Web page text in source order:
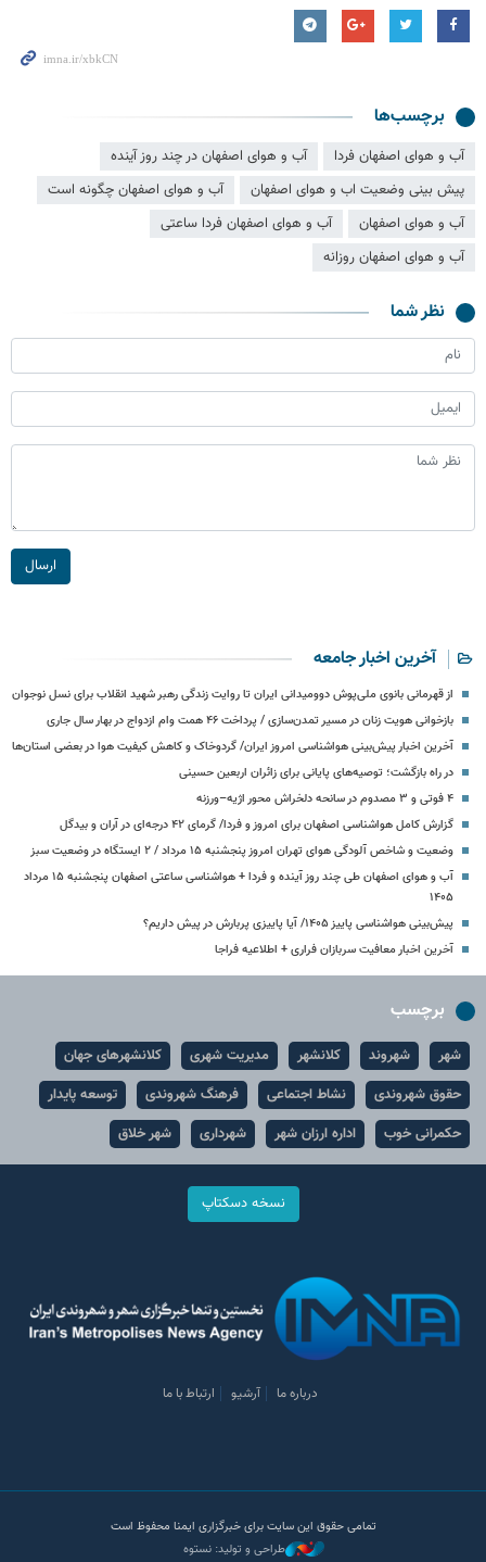
برچسب‌ها
آب و هوای اصفهان فردا
آب و هوای اصفهان در چند روز آینده
پیش بینی وضعیت اب و هوای اصفهان
آب و هوای اصفهان چگونه است
آب و هوای اصفهان
آب و هوای اصفهان فردا ساعتی
آب و هوای اصفهان روزانه
نظر شما
ارسال
آخرین اخبار جامعه
از قهرمانی بانوی ملی‌پوش دوومیدانی ایران تا روایت زندگی رهبر شهید انقلاب برای نسل نوجوان
بازخوانی هویت زنان در مسیر تمدن‌سازی / پرداخت ۴۶ همت وام ازدواج در بهار سال جاری
آخرین اخبار پیش‌بینی هواشناسی امروز ایران/ گردوخاک و کاهش کیفیت هوا در بعضی استان‌ها
در راه بازگشت؛ توصیه‌های پایانی برای زائران اربعین حسینی
۴ فوتی و ۳ مصدوم در سانحه دلخراش محور اژیه–ورزنه
گزارش کامل هواشناسی اصفهان برای امروز و فردا/ گرمای ۴۲ درجه‌ای در آران و بیدگل
وضعیت و شاخص آلودگی هوای تهران امروز پنجشنبه ۱۵ مرداد / ۲ ایستگاه در وضعیت سبز
آب و هوای اصفهان طی چند روز آینده و فردا + هواشناسی ساعتی اصفهان پنجشنبه ۱۵ مرداد
۱۴۰۵
پیش‌بینی هواشناسی پاییز ۱۴۰۵/ آیا پاییزی پربارش در پیش داریم؟
آخرین اخبار معافیت سربازان فراری + اطلاعیه فراجا
برچسب
شهر شهروند کلانشهر مدیریت شهری
کلانشهرهای جهان
حقوق شهروندی
نشاط اجتماعی فرهنگ شهروندی
توسعه پایدار
حکمرانی خوب
اداره ارزان شهر شهرداری شهر خلاق
نسخه دسکتاپ
درباره ما آرشیو ارتباط با ما
تمامی حقوق این سایت برای خبرگزاری ایمنا محفوظ است
طراحی و تولید: نستوه